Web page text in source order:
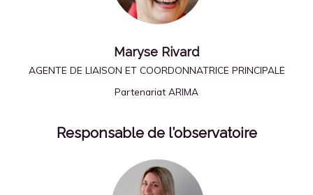
Maryse Rivard
AGENTE DE LIAISON ET COORDONNATRICE PRINCIPALE
Partenariat ARIMA
Responsable de l’observatoire